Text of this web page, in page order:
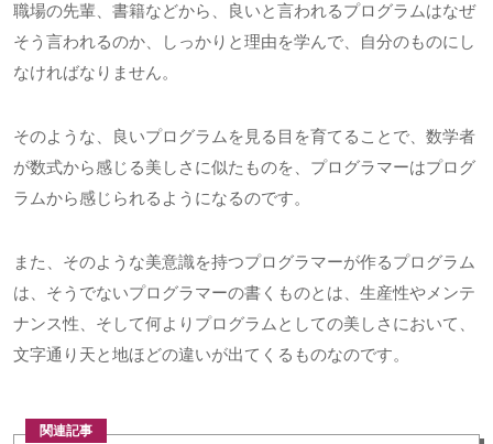
職場の先輩、書籍などから、良いと言われるプログラムはなぜ
そう言われるのか、しっかりと理由を学んで、自分のものにし
なければなりません。
そのような、良いプログラムを見る目を育てることで、数学者
が数式から感じる美しさに似たものを、プログラマーはプログ
ラムから感じられるようになるのです。
また、そのような美意識を持つプログラマーが作るプログラム
は、そうでないプログラマーの書くものとは、生産性やメンテ
ナンス性、そして何よりプログラムとしての美しさにおいて、
文字通り天と地ほどの違いが出てくるものなのです。
関連記事